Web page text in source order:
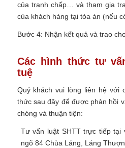
của tranh chấp… và tham gia
của khách hàng tại tòa án (nếu
Bước 4: Nhận kết quả và trao
Các hình thức tư
tuệ
Quý khách vui lòng liên hệ với
thức sau đây để được phản hồi
chóng và thuận tiện:
Tư vấn luật SHTT trực tiếp tại
ngõ 84 Chùa Láng, Láng